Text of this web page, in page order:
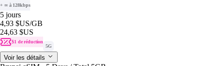
+ ∞ à 128kbps
5 jours
4,93 $US/GB
24,63 $US
$1 de réduction
5G
Voir les détails